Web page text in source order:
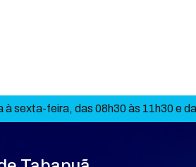
sexta-feira, das 08h30 às 11h30 e